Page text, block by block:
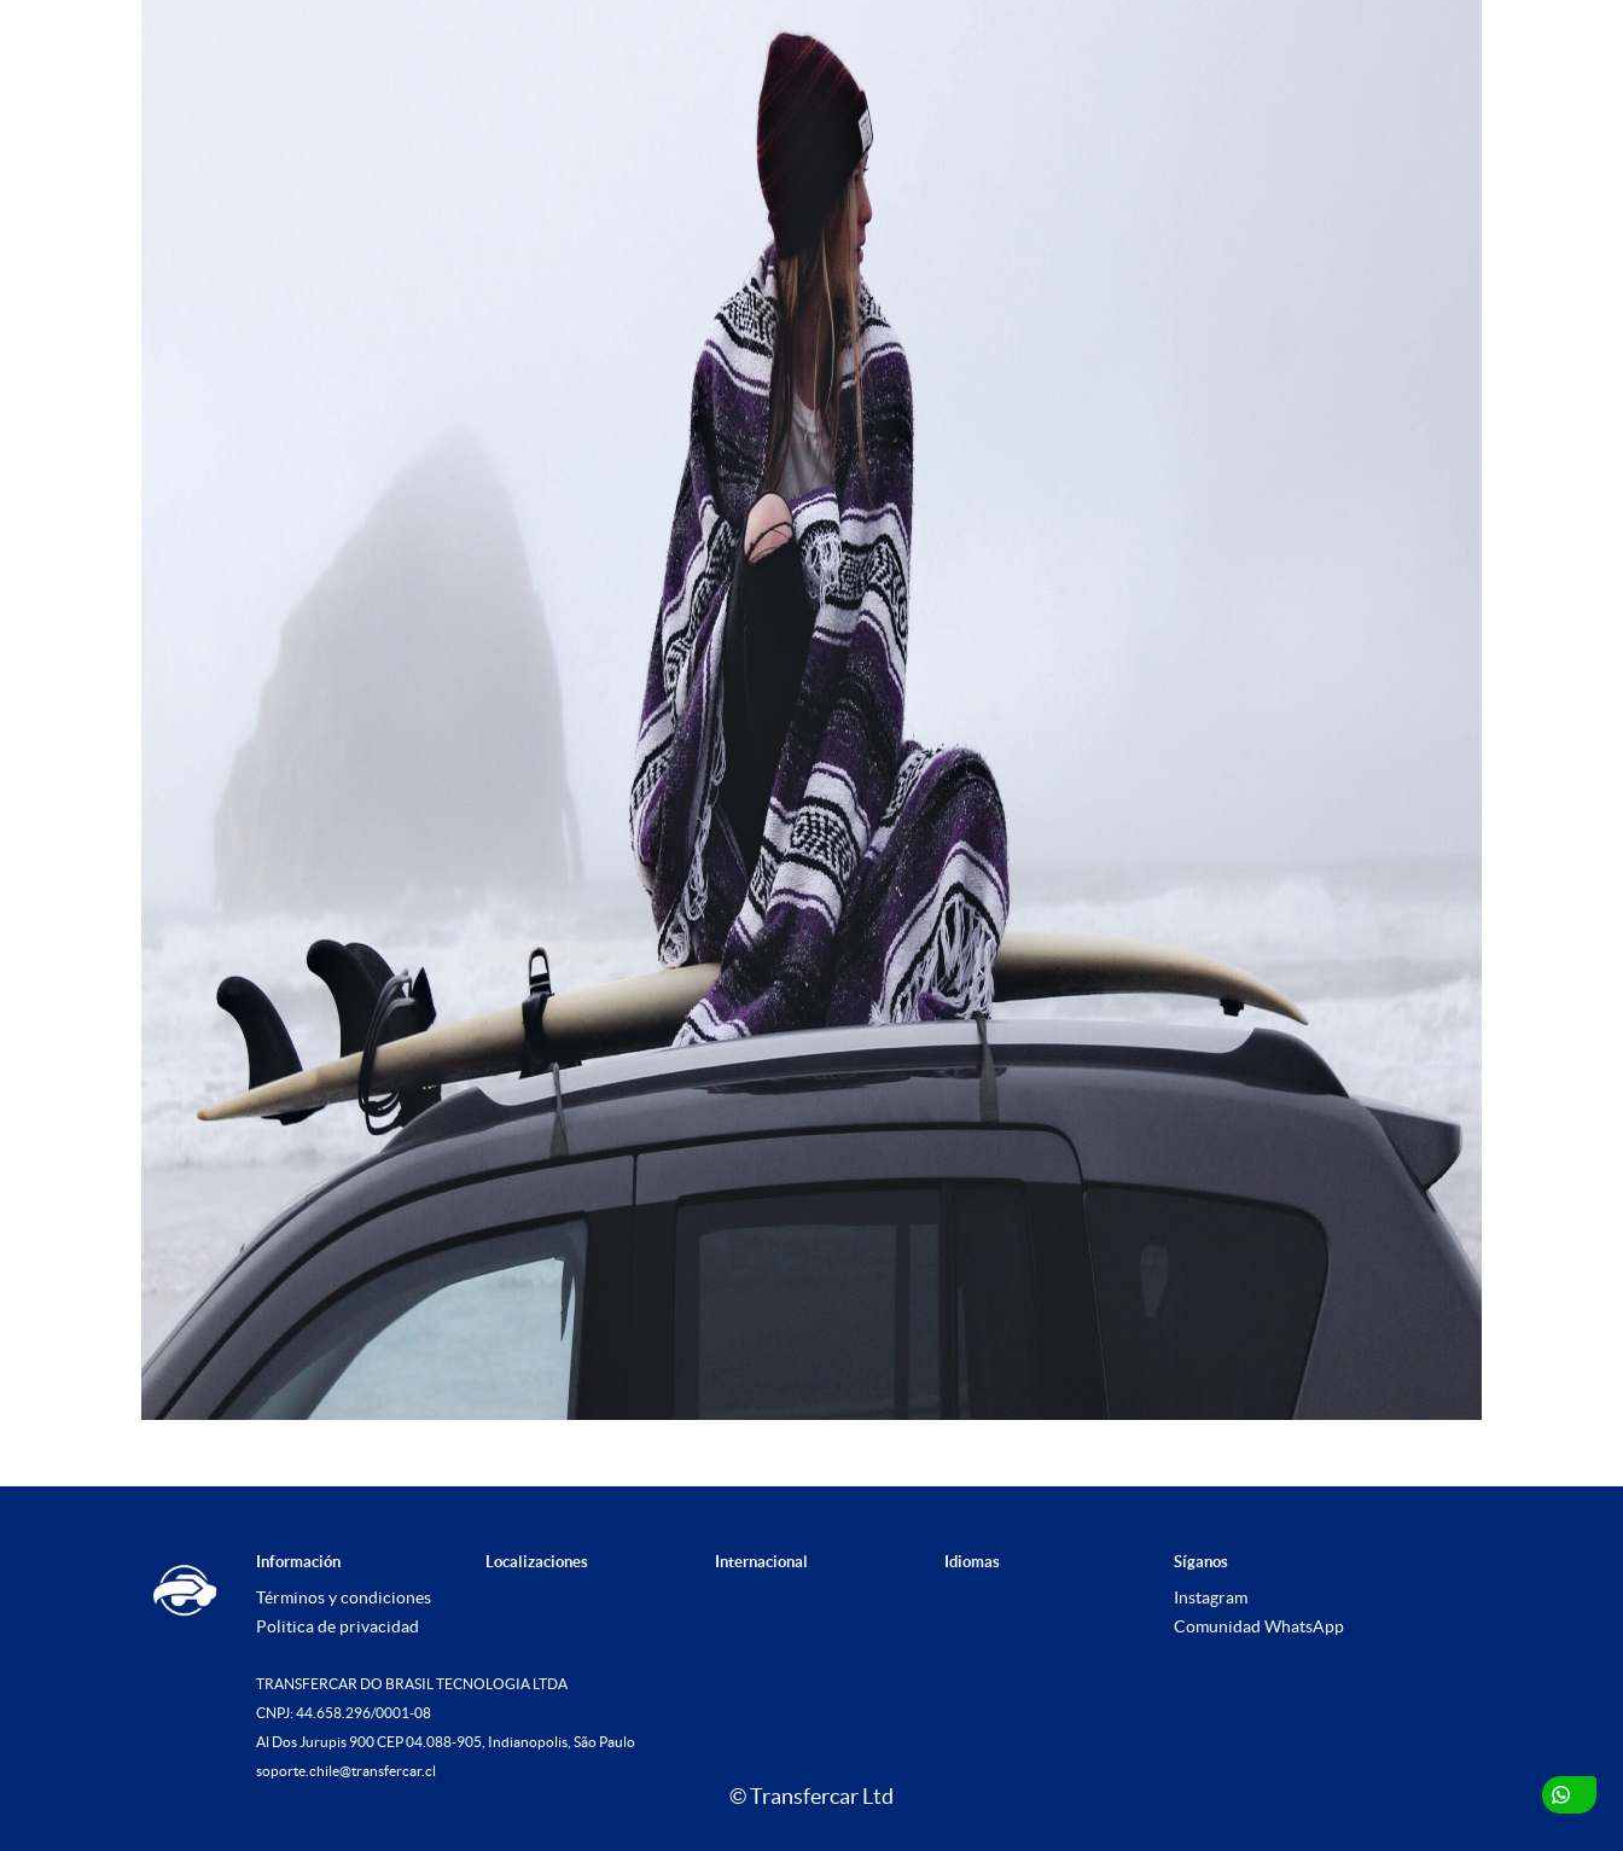
Información
Términos y condiciones
Politica de privacidad
Localizaciones Internacional Idiomas Síganos
Instagram
Comunidad WhatsApp
TRANSFERCAR DO BRASIL TECNOLOGIA LTDA
CNPJ: 44.658.296/0001-08
Al Dos Jurupis 900 CEP 04.088-905, Indianopolis, São Paulo
soporte.chile@transfercar.cl
© Transfercar Ltd